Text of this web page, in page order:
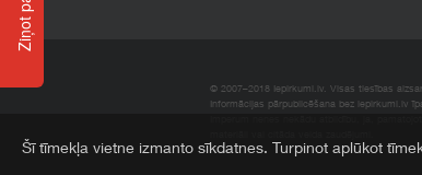
© 2007–2018 Iepirkumi.lv. Visas tiesības
Informācijas pārpublicēšana bez iepirkumi.lv
Šī tīmekļa vietne izmanto sīkdatnes. Turpinot aplūkot